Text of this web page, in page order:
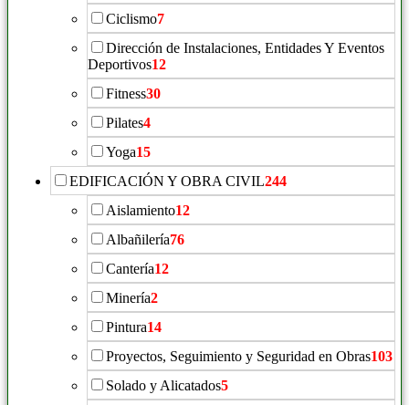
Ciclismo7
Dirección de Instalaciones, Entidades Y Eventos
Deportivos12
Fitness30
Pilates4
Yoga15
EDIFICACIÓN Y OBRA CIVIL244
Aislamiento12
Albañilería76
Cantería12
Minería2
Pintura14
Proyectos, Seguimiento y Seguridad en Obras103
Solado y Alicatados5